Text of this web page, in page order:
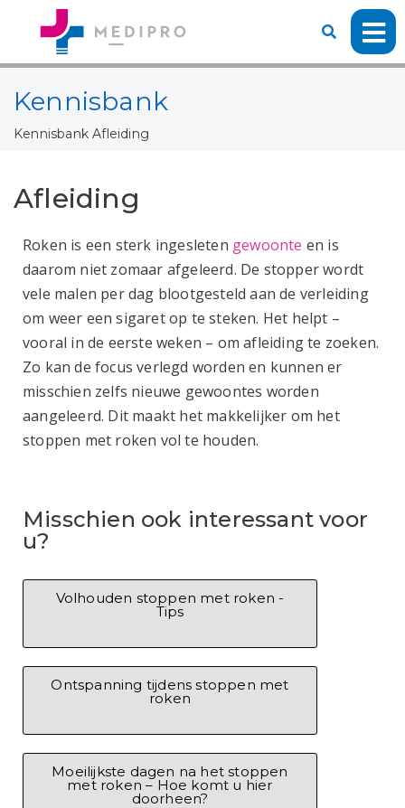
Kennisbank
Kennisbank Afleiding
Afleiding
Roken is een sterk ingesleten gewoonte en is
daarom niet zomaar afgeleerd. De stopper wordt
vele malen per dag blootgesteld aan de verleiding
om weer een sigaret op te steken. Het helpt –
vooral in de eerste weken – om afleiding te zoeken.
Zo kan de focus verlegd worden en kunnen er
misschien zelfs nieuwe gewoontes worden
aangeleerd. Dit maakt het makkelijker om het
stoppen met roken vol te houden.
Misschien ook interessant voor
u?
Volhouden stoppen met roken -
Tips
Ontspanning tijdens stoppen met
roken
Moeilijkste dagen na het stoppen
met roken – Hoe komt u hier
doorheen?